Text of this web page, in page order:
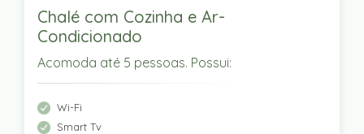
Chalé com Cozinha e Ar-
Condicionado
Acomoda até 5 pessoas. Possui:
Wi-Fi
Smart Tv